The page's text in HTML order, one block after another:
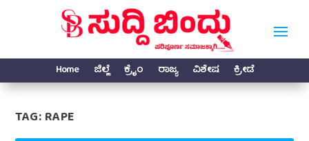
Home ಜಿಲ್ಲೆ ಕ್ರೈಂ ರಾಜ್ಯ ವಿಶೇಷ ಕ್ರೀಡೆ
TAG:RAPE